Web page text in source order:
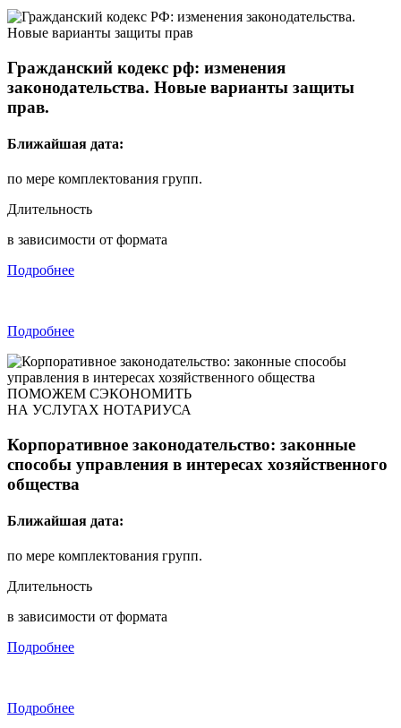
Гражданский кодекс рф: изменения
законодательства. Новые варианты защиты
прав.
Ближайшая дата:
по мере комплектования групп.
Длительность
в зависимости от формата
Подробнее
Подробнее
ПОМОЖЕМ СЭКОНОМИТЬ
НА УСЛУГАХ НОТАРИУСА
Корпоративное законодательство: законные
способы управления в интересах хозяйственного
общества
Ближайшая дата:
по мере комплектования групп.
Длительность
в зависимости от формата
Подробнее
Подробнее